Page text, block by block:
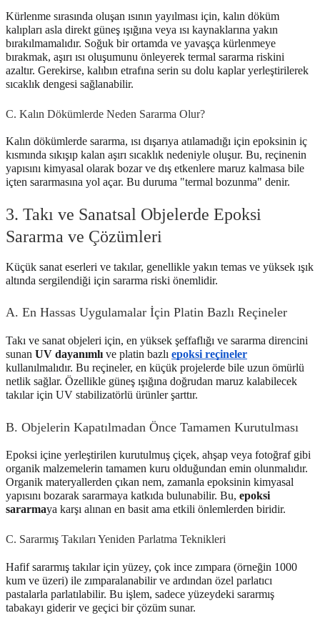
Kürlenme sırasında oluşan ısının yayılması için, kalın döküm
kalıpları asla direkt güneş ışığına veya ısı kaynaklarına yakın
bırakılmamalıdır. Soğuk bir ortamda ve yavaşça kürlenmeye
bırakmak, aşırı ısı oluşumunu önleyerek termal sararma riskini
azaltır. Gerekirse, kalıbın etrafına serin su dolu kaplar yerleştirilerek
sıcaklık dengesi sağlanabilir.
C. Kalın Dökümlerde Neden Sararma Olur?
Kalın dökümlerde sararma, ısı dışarıya atılamadığı için epoksinin iç
kısmında sıkışıp kalan aşırı sıcaklık nedeniyle oluşur. Bu, reçinenin
yapısını kimyasal olarak bozar ve dış etkenlere maruz kalmasa bile
içten sararmasına yol açar. Bu duruma "termal bozunma" denir.
3. Takı ve Sanatsal Objelerde Epoksi
Sararma ve Çözümleri
Küçük sanat eserleri ve takılar, genellikle yakın temas ve yüksek ışık
altında sergilendiği için sararma riski önemlidir.
A. En Hassas Uygulamalar İçin Platin Bazlı Reçineler
Takı ve sanat objeleri için, en yüksek şeffaflığı ve sararma direncini
sunan UV dayanımlı ve platin bazlı epoksi reçineler
kullanılmalıdır. Bu reçineler, en küçük projelerde bile uzun ömürlü
netlik sağlar. Özellikle güneş ışığına doğrudan maruz kalabilecek
takılar için UV stabilizatörlü ürünler şarttır.
B. Objelerin Kapatılmadan Önce Tamamen Kurutulması
Epoksi içine yerleştirilen kurutulmuş çiçek, ahşap veya fotoğraf gibi
organik malzemelerin tamamen kuru olduğundan emin olunmalıdır.
Organik materyallerden çıkan nem, zamanla epoksinin kimyasal
yapısını bozarak sararmaya katkıda bulunabilir. Bu, epoksi
sararmaya karşı alınan en basit ama etkili önlemlerden biridir.
C. Sararmış Takıları Yeniden Parlatma Teknikleri
Hafif sararmış takılar için yüzey, çok ince zımpara (örneğin 1000
kum ve üzeri) ile zımparalanabilir ve ardından özel parlatıcı
pastalarla parlatılabilir. Bu işlem, sadece yüzeydeki sararmış
tabakayı giderir ve geçici bir çözüm sunar.